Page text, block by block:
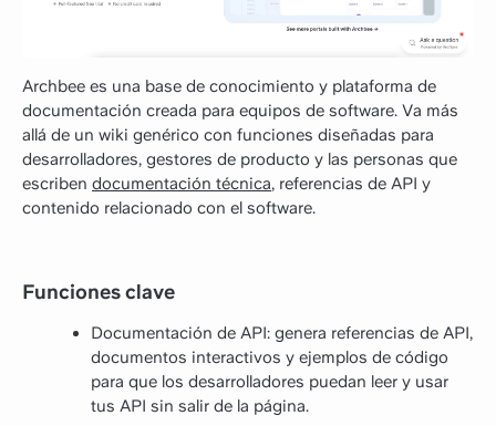
Archbee es una base de conocimiento y plataforma de
documentación creada para equipos de software. Va más
allá de un wiki genérico con funciones diseñadas para
desarrolladores, gestores de producto y las personas que
escriben documentación técnica, referencias de API y
contenido relacionado con el software.
Funciones clave
Documentación de API: genera referencias de API,
documentos interactivos y ejemplos de código
para que los desarrolladores puedan leer y usar
tus API sin salir de la página.